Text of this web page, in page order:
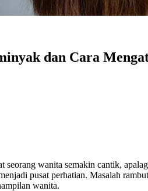
dan Cara
seorang wanita semakin cantik,
pusat perhatian. Masalah
wanita.